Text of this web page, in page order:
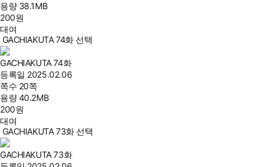
용량 38.1MB
200원
대여
GACHIAKUTA 74화 선택
GACHIAKUTA 74화
등록일 2025.02.06
쪽수 20쪽
용량40.2MB
200원
대여
GACHIAKUTA 73화 선택
GACHIAKUTA 73화